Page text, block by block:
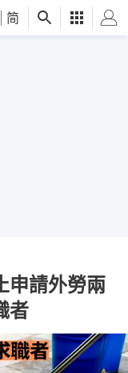
简
申請外勞兩
者